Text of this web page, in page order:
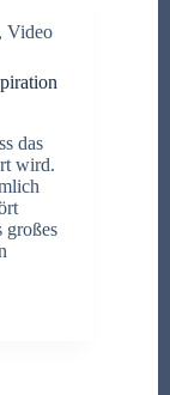
, Video
das
wird.
großes